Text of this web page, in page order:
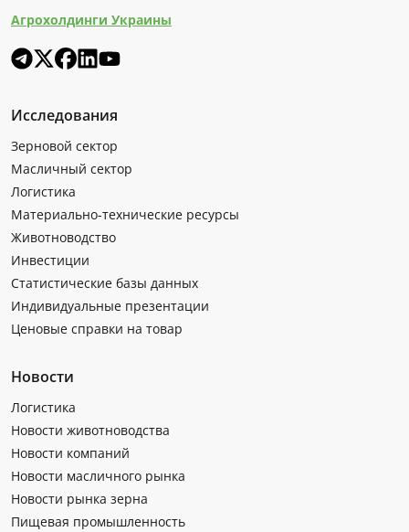
Агрохолдинги Украины
Исследования
Зерновой сектор
Масличный сектор
Логистика
Материально-технические ресурсы
Животноводство
Инвестиции
Статистические базы данных
Индивидуальные презентации
Ценовые справки на товар
Новости
Логистика
Новости животноводства
Новости компаний
Новости масличного рынка
Новости рынка зерна
Пищевая промышленность